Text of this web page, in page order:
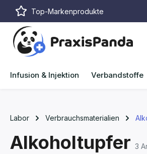
Hauptinhalt springen
Zur Suche springen
Zur Hauptnavigation springen
Top-Markenprodukte
Infusion & Injektion Verbandstoffe
Labor Verbrauchsmaterialien
Alkoholtupfer 3